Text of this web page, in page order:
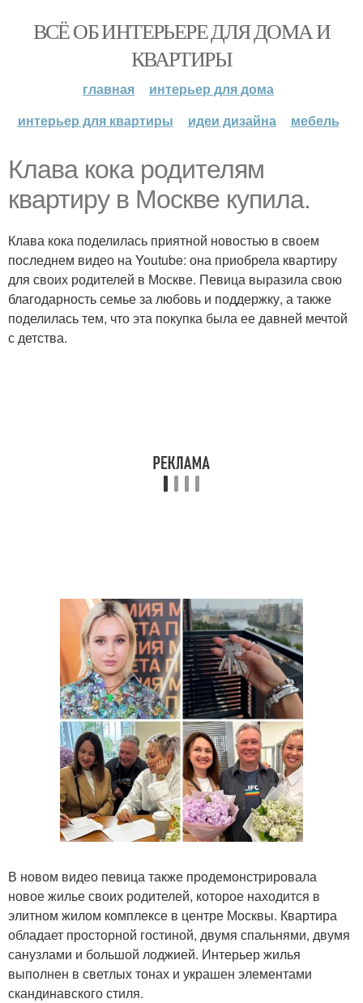
ВСЁ ОБ ИНТЕРЬЕРЕ ДЛЯ ДОМА И
КВАРТИРЫ
главная
интерьер для дома
интерьер для квартиры
идеи дизайна мебель
Клава кока родителям
квартиру в Москве купила.
Клава кока поделилась приятной новостью в своем
последнем видео на Youtube: она приобрела квартиру
для своих родителей в Москве. Певица выразила свою
благодарность семье за любовь и поддержку, а также
поделилась тем, что эта покупка была ее давней мечтой
с детства.
В новом видео певица также продемонстрировала
новое жилье своих родителей, которое находится в
элитном жилом комплексе в центре Москвы. Квартира
обладает просторной гостиной, двумя спальнями, двумя
санузлами и большой лоджией. Интерьер жилья
выполнен в светлых тонах и украшен элементами
скандинавского стиля.